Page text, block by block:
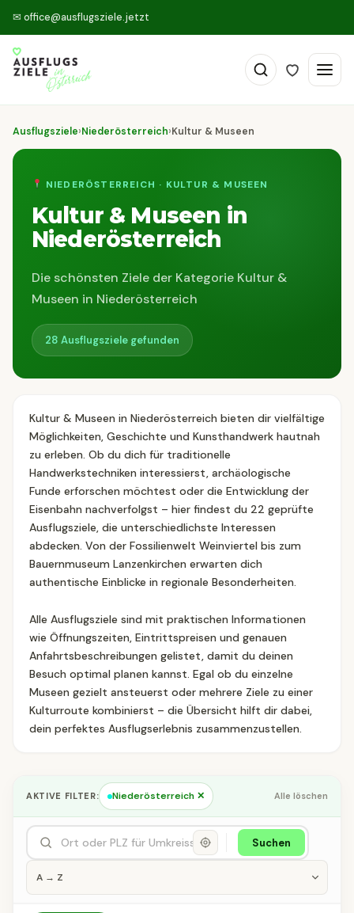
✉ office@ausflugsziele.jetzt
Ausflugsziele›Niederösterreich›Kultur & Museen
NIEDERÖSTERREICH · KULTUR & MUSEEN
Kultur & Museen in
Niederösterreich
Die schönsten Ziele der Kategorie Kultur &
Museen in Niederösterreich
28 Ausflugsziele gefunden
Kultur & Museen in Niederösterreich bieten dir vielfältige
Möglichkeiten, Geschichte und Kunsthandwerk hautnah
zu erleben. Ob du dich für traditionelle
Handwerkstechniken interessierst, archäologische
Funde erforschen möchtest oder die Entwicklung der
Eisenbahn nachverfolgst – hier findest du 22 geprüfte
Ausflugsziele, die unterschiedlichste Interessen
abdecken. Von der Fossilienwelt Weinviertel bis zum
Bauernmuseum Lanzenkirchen erwarten dich
authentische Einblicke in regionale Besonderheiten.
Alle Ausflugsziele sind mit praktischen Informationen
wie Öffnungszeiten, Eintrittspreisen und genauen
Anfahrtsbeschreibungen gelistet, damit du deinen
Besuch optimal planen kannst. Egal ob du einzelne
Museen gezielt ansteuerst oder mehrere Ziele zu einer
Kulturroute kombinierst – die Übersicht hilft dir dabei,
dein perfektes Ausflugserlebnis zusammenzustellen.
AKTIVE FILTER: Niederösterreich ✕ Alle löschen
Suchen